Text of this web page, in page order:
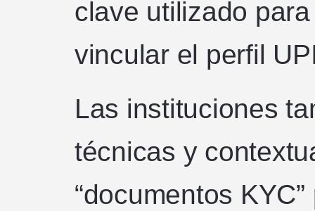
clave utilizado
vincular el perfil
Las instituciones
técnicas y
“documentos